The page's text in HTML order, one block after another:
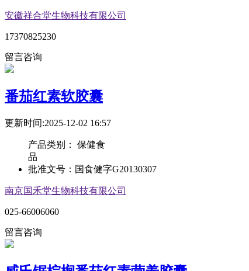
安徽祥合堂生物科技有限公司
17370825230
留言咨询
番茄红素软胶囊
更新时间:2025-12-02 16:57
产品类别： 保健食
品
批准文号： 国食健字G20130307
南京国禾堂生物科技有限公司
025-66006060
留言咨询